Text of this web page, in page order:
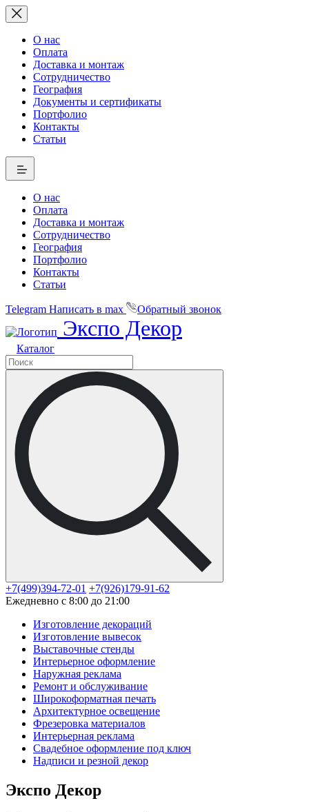
О нас
Оплата
Доставка и монтаж
Сотрудничество
География
Документы и сертификаты
Портфолио
Контакты
Статьи
О нас
Оплата
Доставка и монтаж
Сотрудничество
География
Портфолио
Контакты
Статьи
Telegram Написать в max Обратный звонок
Экспо Декор
Каталог
+7(499)394-72-01 +7(926)179-91-62
Ежедневно с 8:00 до 21:00
Изготовление декораций
Изготовление вывесок
Выставочные стенды
Интерьерное оформление
Наружная реклама
Ремонт и обслуживание
Широкоформатная печать
Архитектурное освещение
Фрезеровка материалов
Интерьерная реклама
Свадебное оформление под ключ
Надписи и резной декор
Экспо Декор